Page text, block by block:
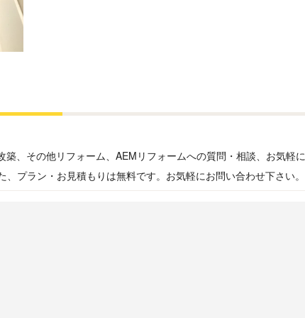
築、その他リフォーム、AEMリフォームへの質問・相談、お気軽に
、プラン・お見積もりは無料です。お気軽にお問い合わせ下さい。